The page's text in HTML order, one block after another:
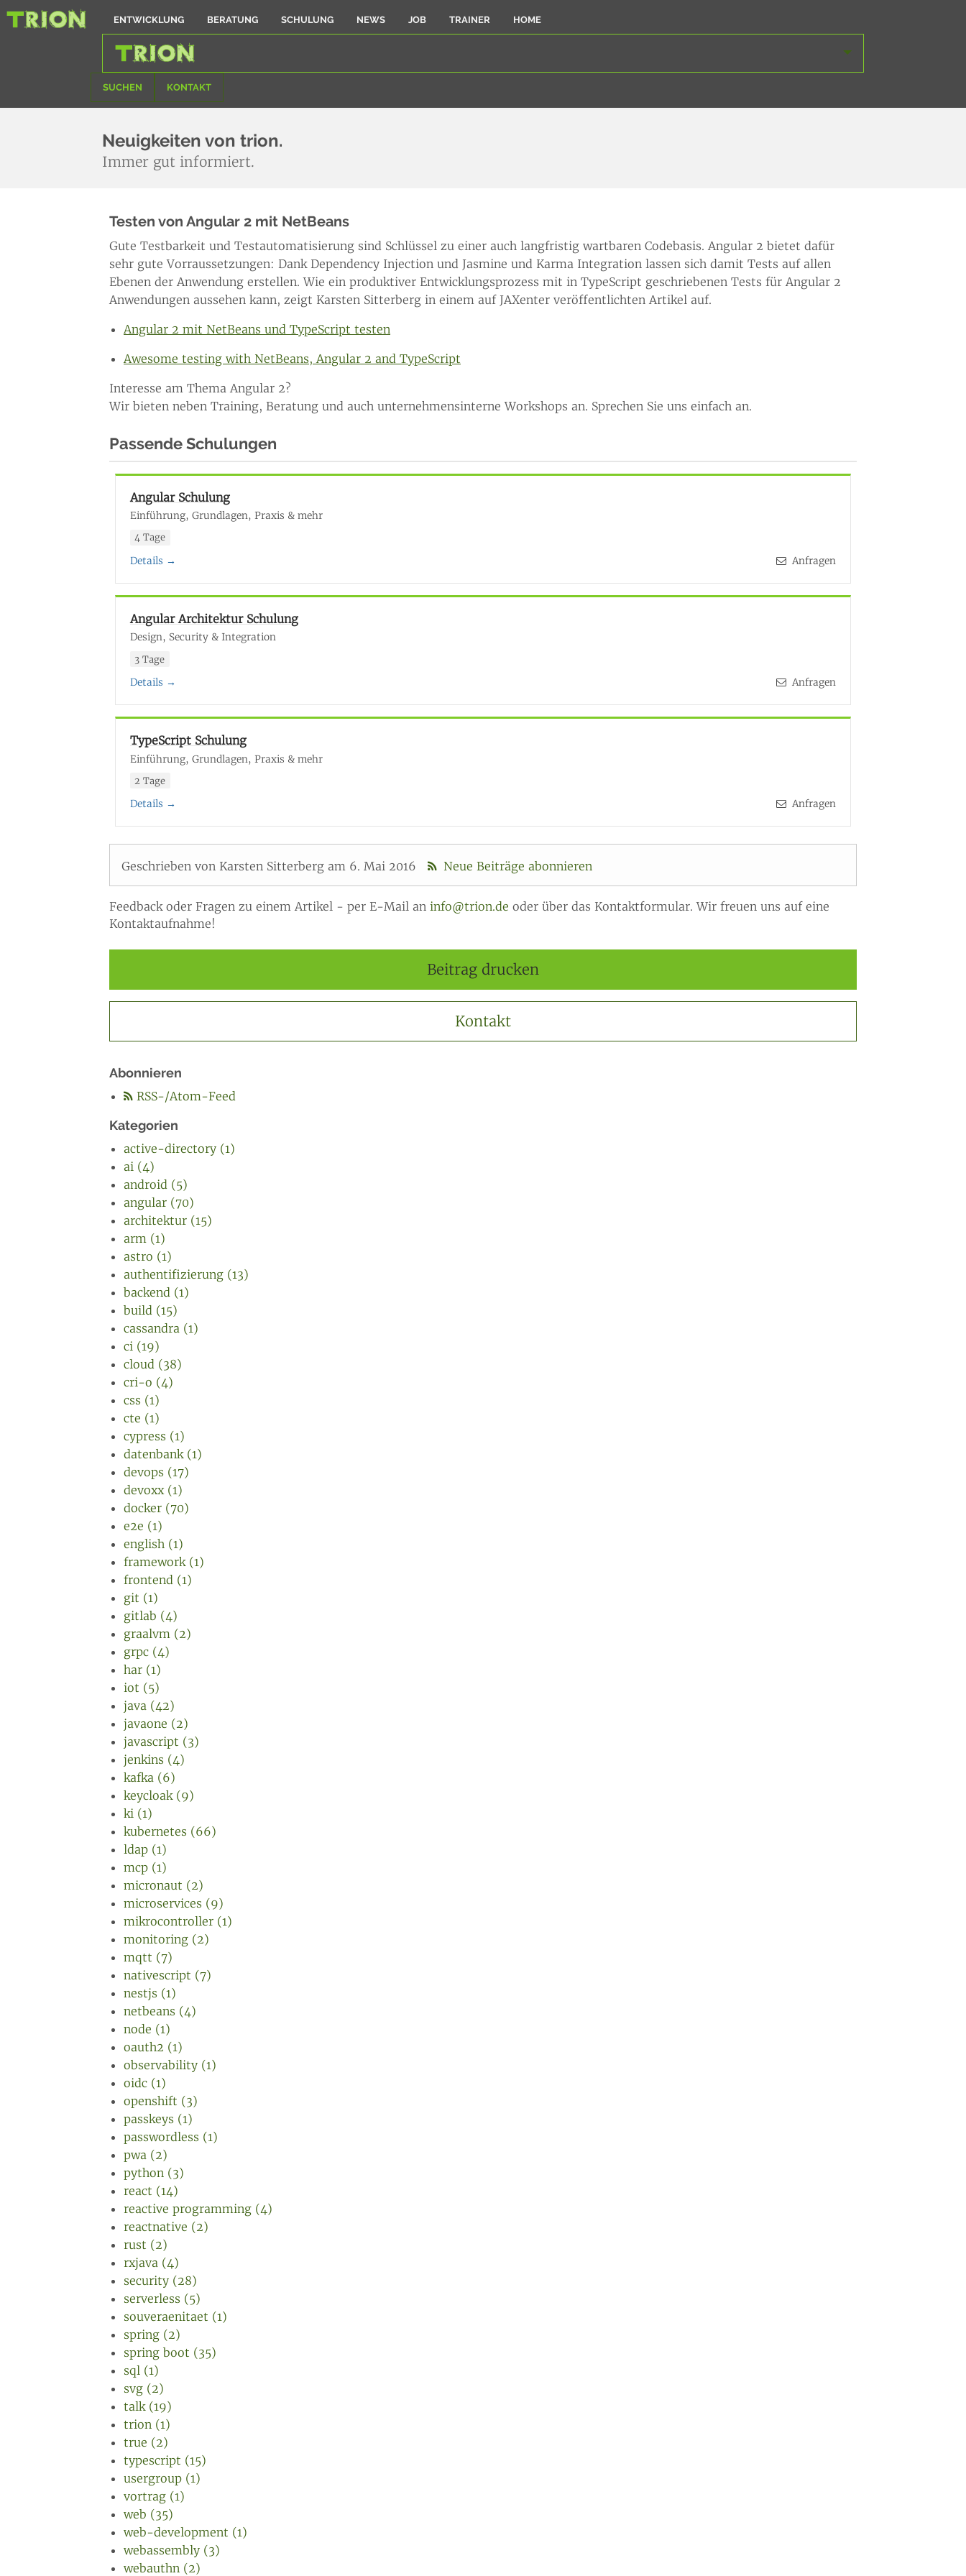
ENTWICKLUNG BERATUNG SCHULUNG NEWS JOB TRAINER HOME
SUCHEN KONTAKT
Neuigkeiten von trion.
Immer gut informiert.
Testen von Angular 2 mit NetBeans
Gute Testbarkeit und Testautomatisierung sind Schlüssel zu einer auch langfristig wartbaren Codebasis. Angular 2 bietet dafür
sehr gute Vorraussetzungen: Dank Dependency Injection und Jasmine und Karma Integration lassen sich damit Tests auf allen
Ebenen der Anwendung erstellen. Wie ein produktiver Entwicklungsprozess mit in TypeScript geschriebenen Tests für Angular 2
Anwendungen aussehen kann, zeigt Karsten Sitterberg in einem auf JAXenter veröffentlichten Artikel auf.
Angular 2 mit NetBeans und TypeScript testen
Awesome testing with NetBeans, Angular 2 and TypeScript
Interesse am Thema Angular 2?
Wir bieten neben Training, Beratung und auch unternehmensinterne Workshops an. Sprechen Sie uns einfach an.
Passende Schulungen
Angular Schulung
Einführung, Grundlagen, Praxis & mehr
4 Tage
Details →
Anfragen
Angular Architektur Schulung
Design, Security & Integration
3 Tage
Details →
Anfragen
TypeScript Schulung
Einführung, Grundlagen, Praxis & mehr
2 Tage
Details →
Anfragen
Geschrieben von Karsten Sitterberg am 6. Mai 2016 Neue Beiträge abonnieren
Feedback oder Fragen zu einem Artikel - per E-Mail an info@trion.de oder über das Kontaktformular. Wir freuen uns auf eine
Kontaktaufnahme!
Beitrag drucken
Kontakt
Abonnieren
RSS-/Atom-Feed
Kategorien
active-directory (1)
ai (4)
android (5)
angular (70)
architektur (15)
arm (1)
astro (1)
authentifizierung (13)
backend (1)
build (15)
cassandra (1)
ci (19)
cloud (38)
cri-o (4)
css (1)
cte (1)
cypress (1)
datenbank (1)
devops (17)
devoxx (1)
docker (70)
e2e (1)
english (1)
framework (1)
frontend (1)
git (1)
gitlab (4)
graalvm (2)
grpc (4)
har (1)
iot (5)
java (42)
javaone (2)
javascript (3)
jenkins (4)
kafka (6)
keycloak (9)
ki (1)
kubernetes (66)
ldap (1)
mcp (1)
micronaut (2)
microservices (9)
mikrocontroller (1)
monitoring (2)
mqtt (7)
nativescript (7)
nestjs (1)
netbeans (4)
node (1)
oauth2 (1)
observability (1)
oidc (1)
openshift (3)
passkeys (1)
passwordless (1)
pwa (2)
python (3)
react (14)
reactive programming (4)
reactnative (2)
rust (2)
rxjava (4)
security (28)
serverless (5)
souveraenitaet (1)
spring (2)
spring boot (35)
sql (1)
svg (2)
talk (19)
trion (1)
true (2)
typescript (15)
usergroup (1)
vortrag (1)
web (35)
web-development (1)
webassembly (3)
webauthn (2)